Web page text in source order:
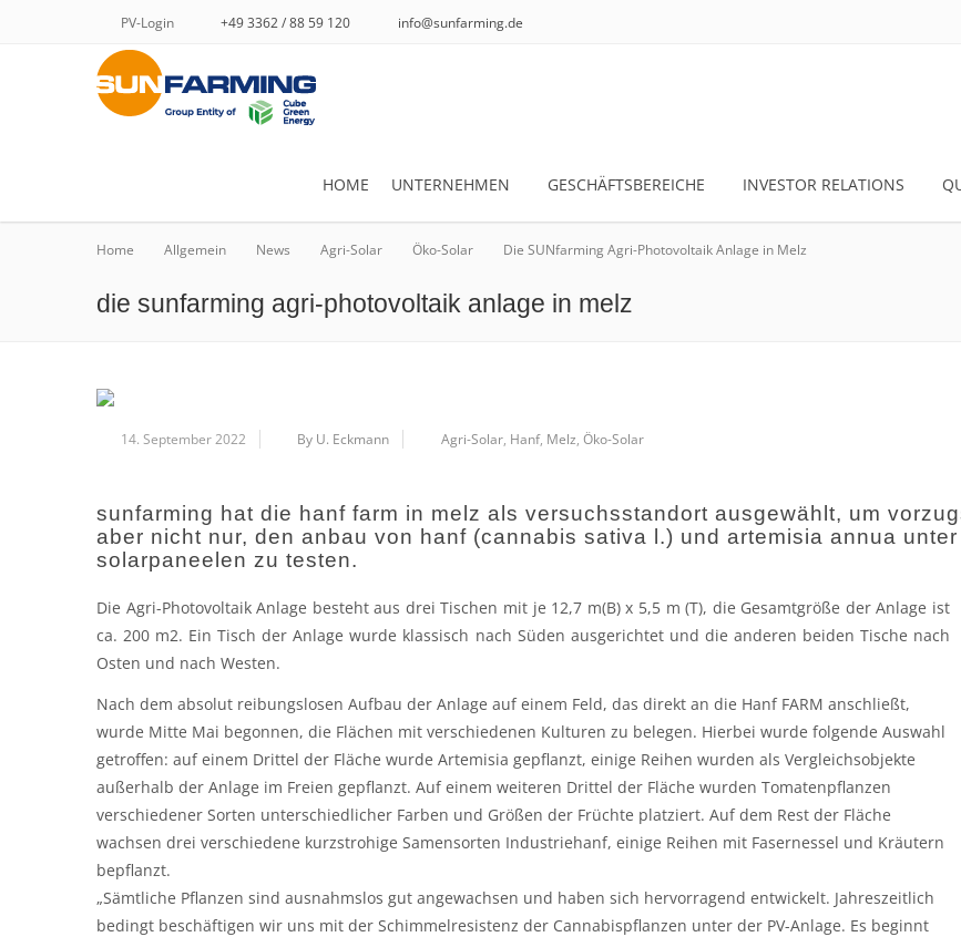
info@sunfarming.de
+49 3362 / 88 59 120
PV-Login
HOME UNTERNEHMEN GESCHÄFTSBEREICHE INVESTOR RELATIONS
Home Allgemein News Agri-Solar Öko-Solar Die SUNfarming Agri-Photovoltaik Anlage in Melz
die sunfarming agri-photovoltaik anlage in melz
14. September 2022 By U. Eckmann Agri-Solar, Hanf, Melz, Öko-Solar
sunfarming hat die hanf farm in melz als versuchsstandort ausgewählt, um
aber nicht nur, den anbau von hanf (cannabis sativa l.) und artemisia annua unter
solarpaneelen zu testen.
Die Agri-Photovoltaik Anlage besteht aus drei Tischen mit je 12,7 m(B) x 5,5 m (T), die Gesamtgröße der Anlage ist
ca. 200 m2. Ein Tisch der Anlage wurde klassisch nach Süden ausgerichtet und die anderen beiden Tische nach
Osten und nach Westen.
Nach dem absolut reibungslosen Aufbau der Anlage auf einem Feld, das direkt an die Hanf FARM anschließt,
wurde Mitte Mai begonnen, die Flächen mit verschiedenen Kulturen zu belegen. Hierbei wurde folgende Auswahl
getroffen: auf einem Drittel der Fläche wurde Artemisia gepflanzt, einige Reihen wurden als Vergleichsobjekte
außerhalb der Anlage im Freien gepflanzt. Auf einem weiteren Drittel der Fläche wurden Tomatenpflanzen
verschiedener Sorten unterschiedlicher Farben und Größen der Früchte platziert. Auf dem Rest der Fläche
wachsen drei verschiedene kurzstrohige Samensorten Industriehanf, einige Reihen mit Fasernessel und Kräutern
bepflanzt.
„Sämtliche Pflanzen sind ausnahmslos gut angewachsen und haben sich hervorragend entwickelt. Jahreszeitlich
bedingt beschäftigen wir uns mit der Schimmelresistenz der Cannabispflanzen unter der PV-Anlage. Es beginnt